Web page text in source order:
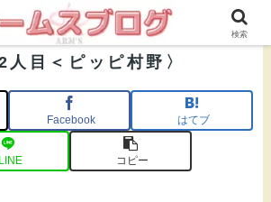
会社ＡＲＭ’Ｓ 公式ブログ
人目＜ピッピ村野〉
Facebook はてブ
LINE コピー
検索